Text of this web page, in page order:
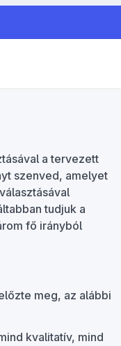
a tervezett
szenved, amelyet
tudjuk a
fő irányból
meg, az alábbi
kvalitatív, mind